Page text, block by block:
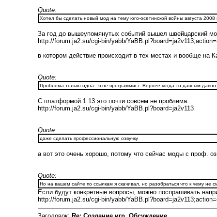
Quote:
Хотел бы сделать новый мод на тему юго-осетинской войны августа 2008
За год до вышеупомянутых событий вышел швейцарский
http://forum.ja2.su/cgi-bin/yabb/
в котором действие происходит в тех местах и вообще на
Quote:
Проблема только одна - я не программист. Вернее когда-то давным
С платформой 1.13 это почти совсем не проблема:
http://forum.ja2.su/cgi-bin/yabb/YaBB.pl?board=ja2v113
Quote:
даже сделать профессиональную озвучку
а вот это очень хорошо, потому что сейчас моды с проф.
Quote:
Но на вашем сайте по ссылкам я скачивал, но разобраться что к чему не
Если будут конкретные вопросы, можно поспрашивать
http://forum.ja2.su/cgi-bin/yabb/